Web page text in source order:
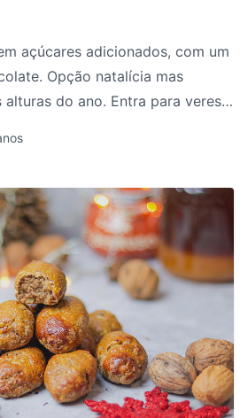
açúcares adicionados, com um
Opção natalícia mas
do ano. Entra para veres a